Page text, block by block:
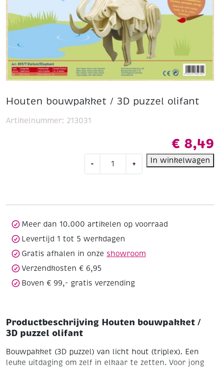
Houten bouwpakket / 3D puzzel olifant
€ 8,49
-
bouwpakket
aantal
+ In winkelwagen
Artikelnummer: 213031
Meer dan 10.000 artikelen op voorraad
Levertijd 1 tot 5 werkdagen
Gratis afhalen in onze showroom
Verzendkosten € 6,95
Boven € 99,- gratis verzending
Productbeschrijving Houten bouwpakket /
3D puzzel olifant
Bouwpakket (3D puzzel) van licht hout (triplex). Een
leuke uitdaging om zelf in elkaar te zetten. Voor jong